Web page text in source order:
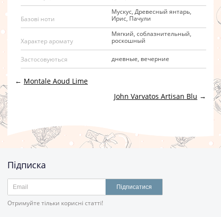
Базові ноти
Мускус, Древесный янтарь,
Ирис, Пачули
Характер аромату
Мягкий, соблазнительный,
роскошный
Застосовуються дневные, вечерние
← Montale Aoud Lime
John Varvatos Artisan Blu →
Підписка
Підписатися
Отримуйте тільки корисні статті!